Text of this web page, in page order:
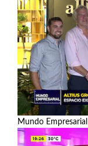
Mundo
Ver más